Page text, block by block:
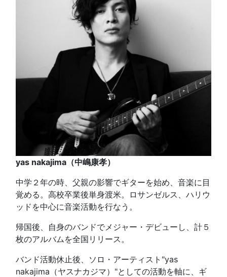
yas nakajima（中嶋康孝）
中学２年の時、父親の影響でギターを始め、音楽に目
覚める。高校卒業後単身渡米。ロサンゼルス、ハリウ
ッドを中心に音楽活動を行なう。
帰国後、自身のバンドでメジャー・デビューし、計５
枚のアルバムを全国リリース。
バンド活動休止後、ソロ・アーティスト"yas
nakajima（ヤスナカジマ）"としての活動を軸に、ギ